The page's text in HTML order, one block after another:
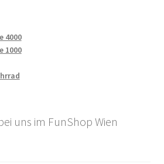
4000
1000
uns im FunShop Wien